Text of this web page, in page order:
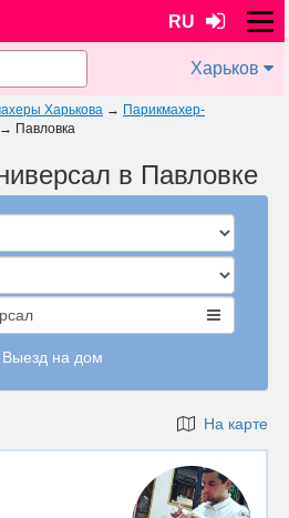
RU
Харьков
Харькова → Парикмахер-
→ Павловка
в Павловке
Выезд на дом
На карте